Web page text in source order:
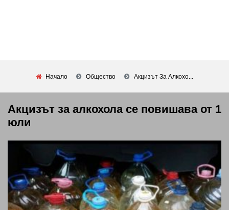
Начало Общество Акцизът За Алкохо...
Акцизът за алкохола се повишава от 1
юли